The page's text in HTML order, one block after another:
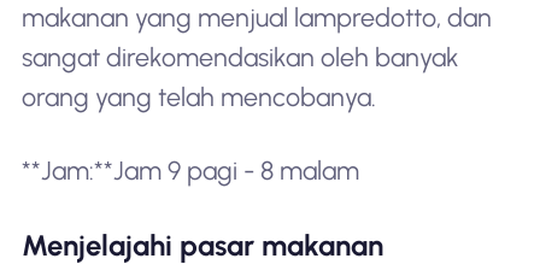
makanan yang menjual lampredotto, dan
sangat direkomendasikan oleh banyak
orang yang telah mencobanya.
**Jam:**Jam 9 pagi - 8 malam
Menjelajahi pasar makanan